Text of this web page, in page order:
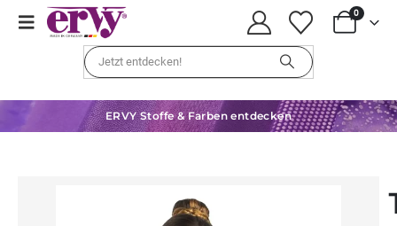
0
ERVY Stoffe & Farben entdecken